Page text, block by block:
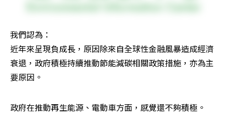
我們認為：
近年來呈現負成長，原因除來自全球性金融風暴造成經濟
衰退，政府積極持續推動節能減碳相關政策措施，亦為主
要原因。
政府在推動再生能源、電動車方面，感覺還不夠積極。